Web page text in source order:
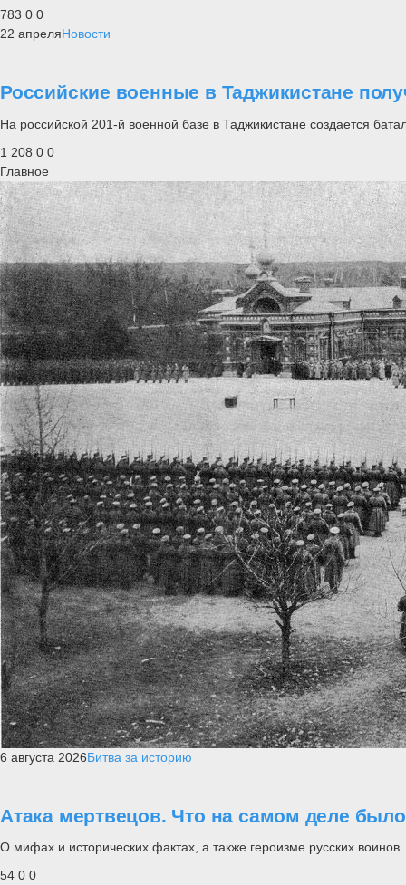
783 0 0
22 апреляНовости
Российские военные в Таджикистане
На российской 201-й военной базе в Таджикистане создается
1 208 0 0
Главное
6 августа 2026Битва за историю
Атака мертвецов. Что на самом деле
О мифах и исторических фактах, а также героизме русских воинов....
54 0 0